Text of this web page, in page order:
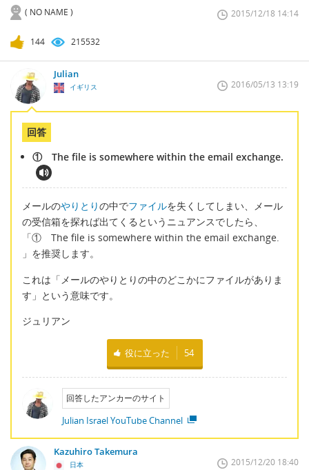
( NO NAME ) 2015/12/18 14:14
144 215532
Julian
イギリス 2016/05/13 13:19
回答
① The file is somewhere within the email exchange.
メールのやりとりの中でファイルを失くしてしまい、メール
の受信箱を探れば出てくるというニュアンスでしたら、
「① The file is somewhere within the email exchange.
」を推奨します。
これは「メールのやりとりの中のどこかにファイルがありま
す」という意味です。
ジュリアン
役に立った 54
回答したアンカーのサイト
Julian Israel YouTube Channel
Kazuhiro Takemura
日本 2015/12/20 18:40